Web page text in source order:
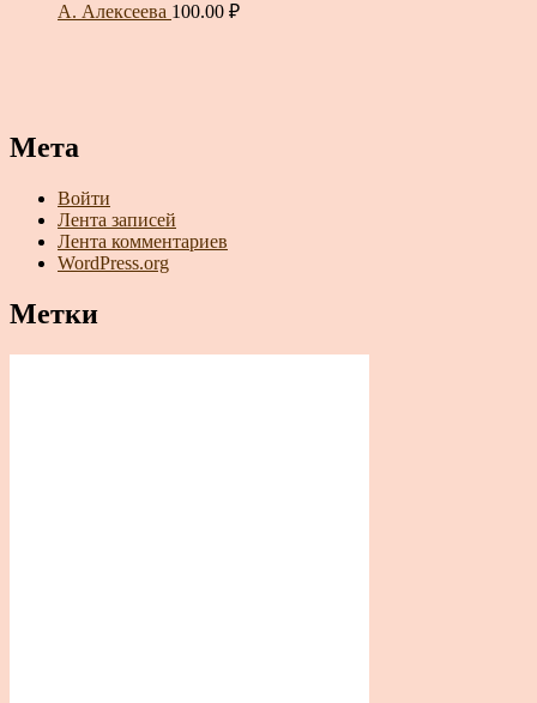
А. Алексеева 100.00 ₽
Мета
Войти
Лента записей
Лента комментариев
WordPress.org
Метки